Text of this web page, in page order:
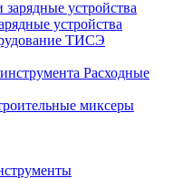
устройства
ТИСЭ
Расходные
миксеры